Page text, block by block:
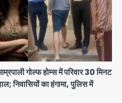
गोल्फ होम्स में परिवार 30 मिनट
निवासियों का हंगामा, पुलिस में
Airport Plane Crash:
विमान क्रैश, जांच शुरू
Kumar
विमान हादसे का शिकार, कोई